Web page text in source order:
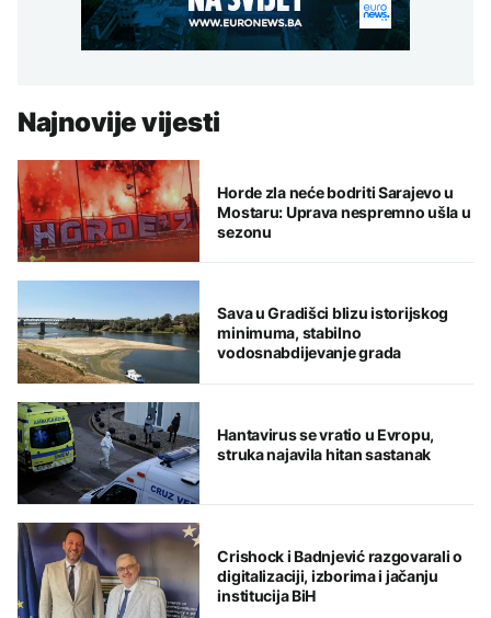
Najnovije vijesti
Horde zla neće bodriti Sarajevo u
Mostaru: Uprava nespremno ušla u
sezonu
Sava u Gradišci blizu istorijskog
minimuma, stabilno
vodosnabdijevanje grada
Hantavirus se vratio u Evropu,
struka najavila hitan sastanak
Crishock i Badnjević razgovarali o
digitalizaciji, izborima i jačanju
institucija BiH